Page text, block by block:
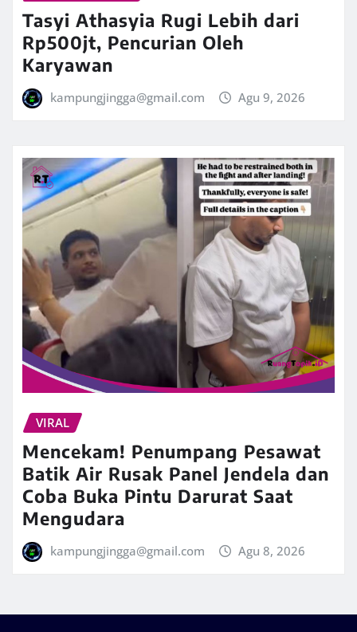
Tasyi Athasyia Rugi Lebih dari
Rp500jt, Pencurian Oleh
Karyawan
kampungjingga@gmail.com Agu 9, 2026
VIRAL
Mencekam! Penumpang Pesawat
Batik Air Rusak Panel Jendela dan
Coba Buka Pintu Darurat Saat
Mengudara
kampungjingga@gmail.com Agu 8, 2026